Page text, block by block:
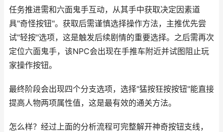
任务推进需和六面鬼手互动，从其手中获取决定因素道
具"奇怪按钮"。获取后需谨慎选择操作方法，主推优先尝
试"轻按"选项，这是触发后续剧情的重要选择。之后需再次
定位六面鬼手，该NPC会出现在手推车附近并试图阻止玩
家操作按钮。
最终阶段会出现四个分支选项，选择"猛按狂按按钮"能直接
提高人物两项属性值，这是最有效的通关方法。
怎么样？经过上面的分析流程可完整解开神奇按钮支线，